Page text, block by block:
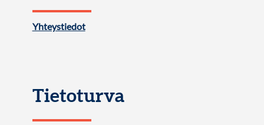
Yhteystiedot
Tietoturva